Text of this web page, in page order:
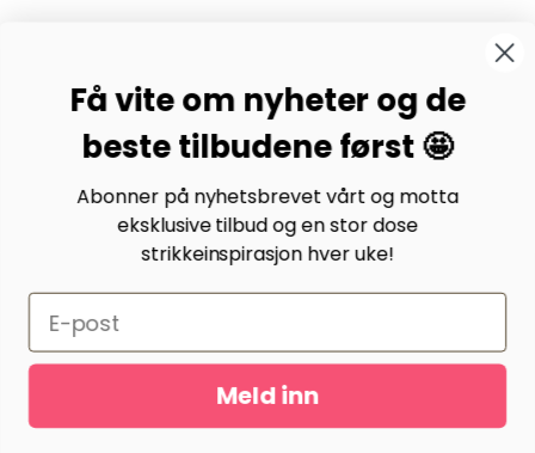
Bli medlem av Bystrikk-forumet vårt på Facebook og
møt både designere og teststrikkere, samt 31.000
andre Bystrikkere som deler erfaringer, bilder og
inspirasjon.
Bli medlem her.
Få vite om nyheter og de
beste tilbudene først 🤩
Abonner på nyhetsbrevet vårt og motta
eksklusive tilbud og en stor dose
strikkeinspirasjon hver uke!
Meld inn